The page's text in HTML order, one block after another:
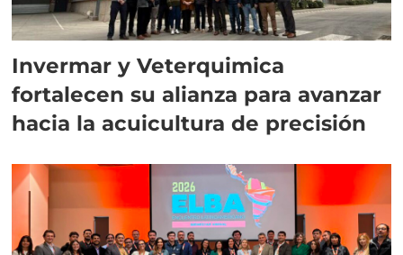
Invermar y Veterquimica
fortalecen su alianza para avanzar
hacia la acuicultura de precisión